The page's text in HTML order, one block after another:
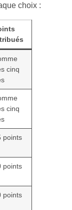
choix :
cinq
cinq
points
points
points